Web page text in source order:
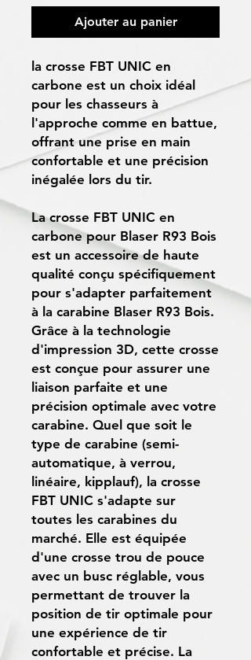
Ajouter au panier
la crosse FBT UNIC en
carbone est un choix idéal
pour les chasseurs à
l'approche comme en battue,
offrant une prise en main
confortable et une précision
inégalée lors du tir.
La crosse FBT UNIC en
carbone pour Blaser R93 Bois
est un accessoire de haute
qualité conçu spécifiquement
pour s'adapter parfaitement
à la carabine Blaser R93 Bois.
Grâce à la technologie
d'impression 3D, cette crosse
est conçue pour assurer une
liaison parfaite et une
précision optimale avec votre
carabine. Quel que soit le
type de carabine (semi-
automatique, à verrou,
linéaire, kipplauf), la crosse
FBT UNIC s'adapte sur
toutes les carabines du
marché. Elle est équipée
d'une crosse trou de pouce
avec un busc réglable, vous
permettant de trouver la
position de tir optimale pour
une expérience de tir
confortable et précise. La